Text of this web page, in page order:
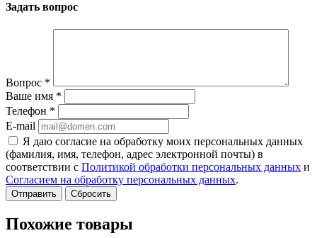
Задать вопрос
Вопрос *
Ваше имя *
Телефон *
E-mail
Я даю согласие на обработку моих персональных данных
(фамилия, имя, телефон, адрес электронной почты) в
соответствии с Политикой обработки персональных данных и
Согласием на обработку персональных данных.
Сбросить
Похожие товары